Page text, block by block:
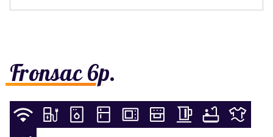
Fronsac 6p.